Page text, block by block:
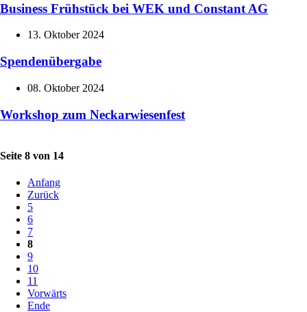
Business Frühstück bei WEK und Constant AG
13. Oktober 2024
Spendenübergabe
08. Oktober 2024
Workshop zum Neckarwiesenfest
Seite 8 von 14
Anfang
Zurück
5
6
7
8
9
10
11
Vorwärts
Ende